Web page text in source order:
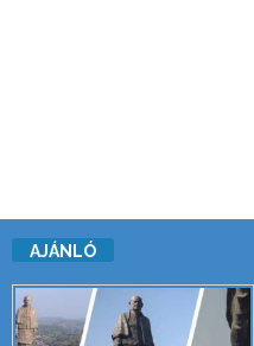
AJÁNLÓ